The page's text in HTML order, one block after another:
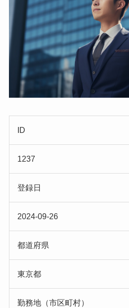
ID
1237
登録日
2024-09-26
都道府県
東京都
勤務地（市区町村）